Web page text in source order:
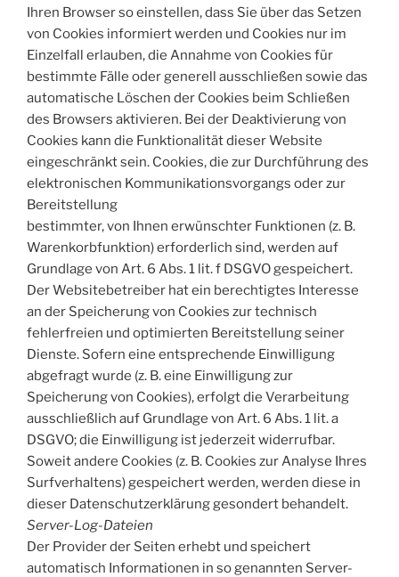
Ihren Browser so einstellen, dass Sie über das Setzen
von Cookies informiert werden und Cookies nur im
Einzelfall erlauben, die Annahme von Cookies für
bestimmte Fälle oder generell ausschließen sowie das
automatische Löschen der Cookies beim Schließen
des Browsers aktivieren. Bei der Deaktivierung von
Cookies kann die Funktionalität dieser Website
eingeschränkt sein. Cookies, die zur Durchführung des
elektronischen Kommunikationsvorgangs oder zur
Bereitstellung
bestimmter, von Ihnen erwünschter Funktionen (z. B.
Warenkorbfunktion) erforderlich sind, werden auf
Grundlage von Art. 6 Abs. 1 lit. f DSGVO gespeichert.
Der Websitebetreiber hat ein berechtigtes Interesse
an der Speicherung von Cookies zur technisch
fehlerfreien und optimierten Bereitstellung seiner
Dienste. Sofern eine entsprechende Einwilligung
abgefragt wurde (z. B. eine Einwilligung zur
Speicherung von Cookies), erfolgt die Verarbeitung
ausschließlich auf Grundlage von Art. 6 Abs. 1 lit. a
DSGVO; die Einwilligung ist jederzeit widerrufbar.
Soweit andere Cookies (z. B. Cookies zur Analyse Ihres
Surfverhaltens) gespeichert werden, werden diese in
dieser Datenschutzerklärung gesondert behandelt.
Server-Log-Dateien
Der Provider der Seiten erhebt und speichert
automatisch Informationen in so genannten Server-